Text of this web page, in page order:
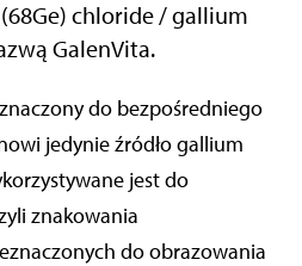
chloride / gallium
GalenVita.
jedynie źródło gallium
jest do
znakowania
do obrazowania